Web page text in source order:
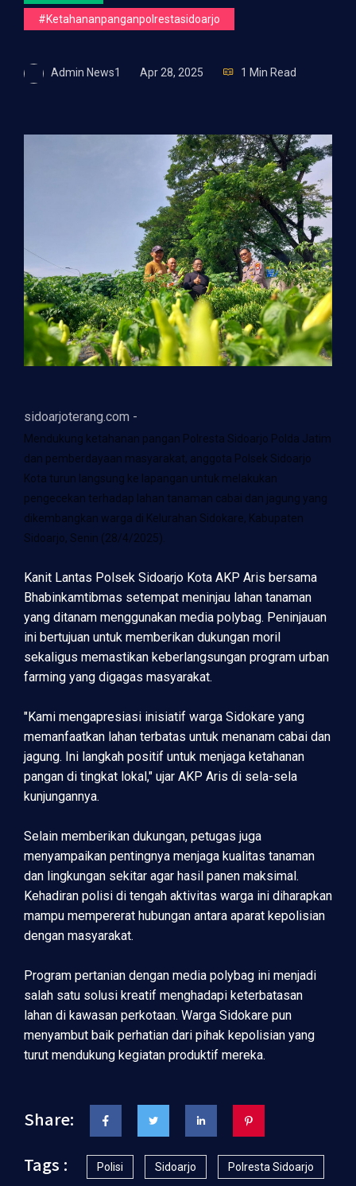
#ketahananpanganpolrestasidoarjo
Admin News1 Apr 28, 2025 1 Min Read
sidoarjoterang.com -
Mendukung ketahanan pangan Polresta Sidoarjo Polda Jatim
dan pemberdayaan masyarakat, anggota Polsek Sidoarjo
Kota turun langsung ke lapangan untuk melakukan
pengecekan terhadap lahan tanaman cabai dan jagung yang
dikembangkan warga di Kelurahan Sidokare, Kabupaten
Sidoarjo, Senin (28/4/2025).
Kanit Lantas Polsek Sidoarjo Kota AKP Aris bersama
Bhabinkamtibmas setempat meninjau lahan tanaman
yang ditanam menggunakan media polybag. Peninjauan
ini bertujuan untuk memberikan dukungan moril
sekaligus memastikan keberlangsungan program urban
farming yang digagas masyarakat.
"Kami mengapresiasi inisiatif warga Sidokare yang
memanfaatkan lahan terbatas untuk menanam cabai dan
jagung. Ini langkah positif untuk menjaga ketahanan
pangan di tingkat lokal," ujar AKP Aris di sela-sela
kunjungannya.
Selain memberikan dukungan, petugas juga
menyampaikan pentingnya menjaga kualitas tanaman
dan lingkungan sekitar agar hasil panen maksimal.
Kehadiran polisi di tengah aktivitas warga ini diharapkan
mampu mempererat hubungan antara aparat kepolisian
dengan masyarakat.
Program pertanian dengan media polybag ini menjadi
salah satu solusi kreatif menghadapi keterbatasan
lahan di kawasan perkotaan. Warga Sidokare pun
menyambut baik perhatian dari pihak kepolisian yang
turut mendukung kegiatan produktif mereka.
Share:
Tags :
Polisi Sidoarjo Polresta Sidoarjo